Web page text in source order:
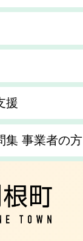
援
集 事業者の方